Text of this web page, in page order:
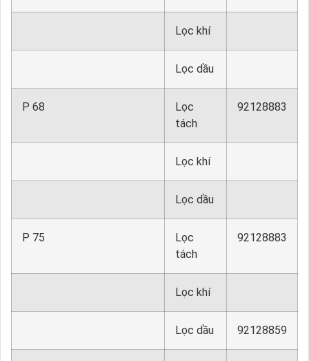
Lọc khí
Lọc dầu
P 68
Lọc
tách
92128883
Lọc khí
Lọc dầu
P 75
Lọc
tách
92128883
Lọc khí
Lọc dầu 92128859